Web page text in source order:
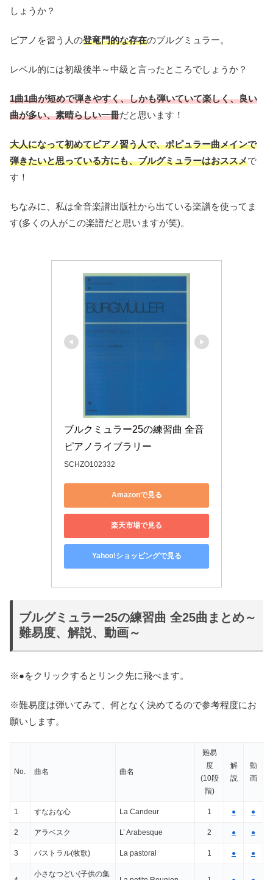
しょうか？
ピアノを習う人の登竜門的な存在のブルグミュラー。
レベル的には初級後半～中級と言ったところでしょうか？
1曲1曲が短めで弾きやすく、しかも弾いていて楽しく、良い
曲が多い、素晴らしい一冊だと思います！
大人になって初めてピアノ習う人で、ポピュラー曲メインで
弾きたいと思っている方にも、ブルグミュラーはおススメで
す！
ちなみに、私は全音楽譜出版社から出ている楽譜を使ってま
す(多くの人がこの楽譜だと思いますが笑)。
ブルクミュラー25の練習曲 全音
ピアノライブラリー
SCHZO102332
Amazonで見る
楽天市場で見る
Yahoo!ショッピングで見る
ブルグミュラー25の練習曲 全25曲まとめ～
難易度、解説、動画～
※●をクリックするとリンク先に飛べます。
※難易度は弾いてみて、何となく決めてるので参考程度にお
願いします。
No. 曲名 曲名
難易
度
(10段
階)
解
説
動
画
1 すなおな心 La Candeur 1 ● ●
2 アラベスク L’ Arabesque 2 ● ●
3 パストラル(牧歌) La pastoral 1 ● ●
小さなつどい(子供の集